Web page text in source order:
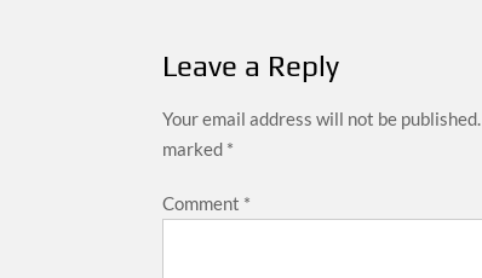
Leave a Reply
Your email address will not be published.
marked *
Comment *